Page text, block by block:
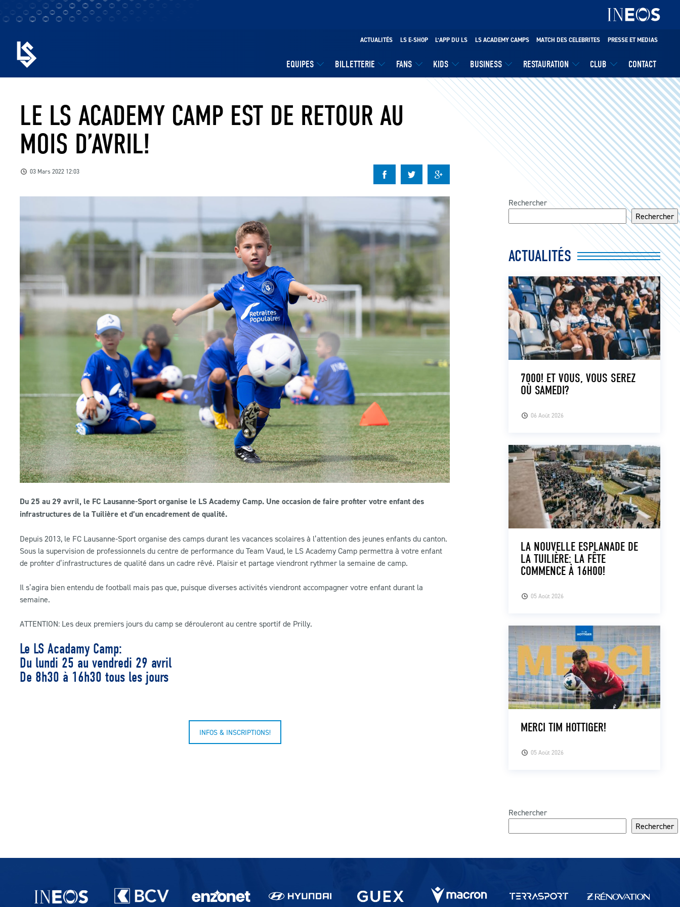
EQUIPES BILLETTERIE FANS KIDS BUSINESS RESTAURATION CLUB CONTACT
ACTUALITÉS LS E-SHOP L’APP DU LS LS ACADEMY CAMPS MATCH DES CELEBRITES PRESSE ET MEDIAS
LE LS ACADEMY CAMP EST DE RETOUR AU
MOIS D’AVRIL!
03 Mars 2022 12:03
Du 25 au 29 avril, le FC Lausanne-Sport organise le LS Academy Camp. Une occasion de faire profiter votre enfant des
infrastructures de la Tuilière et d’un encadrement de qualité.
Depuis 2013, le FC Lausanne-Sport organise des camps durant les vacances scolaires à l’attention des jeunes enfants du canton.
Sous la supervision de professionnels du centre de performance du Team Vaud, le LS Academy Camp permettra à votre enfant
de profiter d’infrastructures de qualité dans un cadre rêvé. Plaisir et partage viendront rythmer la semaine de camp.
Il s’agira bien entendu de football mais pas que, puisque diverses activités viendront accompagner votre enfant durant la
semaine.
ATTENTION: Les deux premiers jours du camp se dérouleront au centre sportif de Prilly.
Le LS Acadamy Camp:
Du lundi 25 au vendredi 29 avril
De 8h30 à 16h30 tous les jours
INFOS & INSCRIPTIONS!
Rechercher
Rechercher
ACTUALITÉS
06 Août 2026
7000! ET VOUS, VOUS SEREZ
OÙ SAMEDI?
05 Août 2026
LA NOUVELLE ESPLANADE DE
LA TUILIÈRE: LA FÊTE
COMMENCE À 16H00!
05 Août 2026
MERCI TIM HOTTIGER!
Rechercher
Rechercher
Partenaires du lausanne-Sport